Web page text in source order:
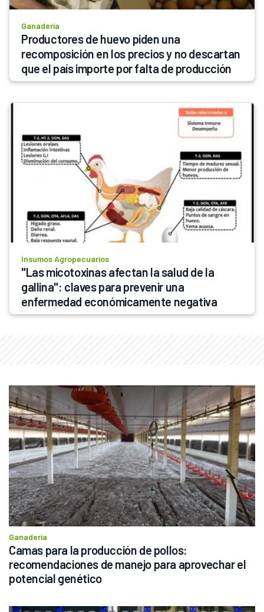
Ganadería
Productores de huevo piden una
recomposición en los precios y no descartan
que el país importe por falta de producción
Insumos Agropecuarios
"Las micotoxinas afectan la salud de la
gallina": claves para prevenir una
enfermedad económicamente negativa
Ganadería
Camas para la producción de pollos:
recomendaciones de manejo para aprovechar el
potencial genético